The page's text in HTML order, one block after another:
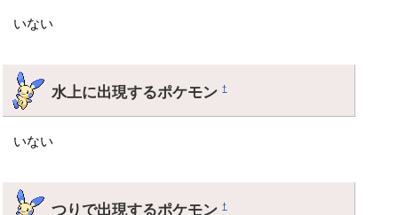
いない
水上に出現するポケモン†
いない
つりで出現するポケモン†